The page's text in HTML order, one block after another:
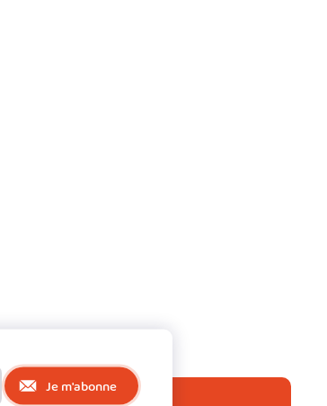
Je m'abonne